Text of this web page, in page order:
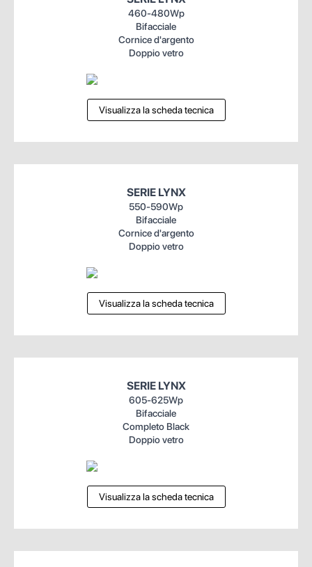
460-480Wp
Bifacciale
Cornice d'argento
Doppio vetro
Visualizza la scheda tecnica
SERIE LYNX
550-590Wp
Bifacciale
Cornice d'argento
Doppio vetro
Visualizza la scheda tecnica
SERIE LYNX
605-625Wp
Bifacciale
Completo Black
Doppio vetro
Visualizza la scheda tecnica